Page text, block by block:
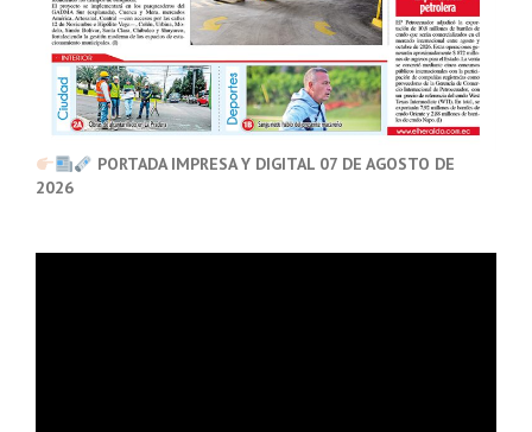
PORTADA IMPRESA Y DIGITAL 07 DE AGOSTO DE
2026